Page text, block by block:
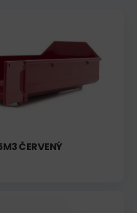
ČERVENÝ